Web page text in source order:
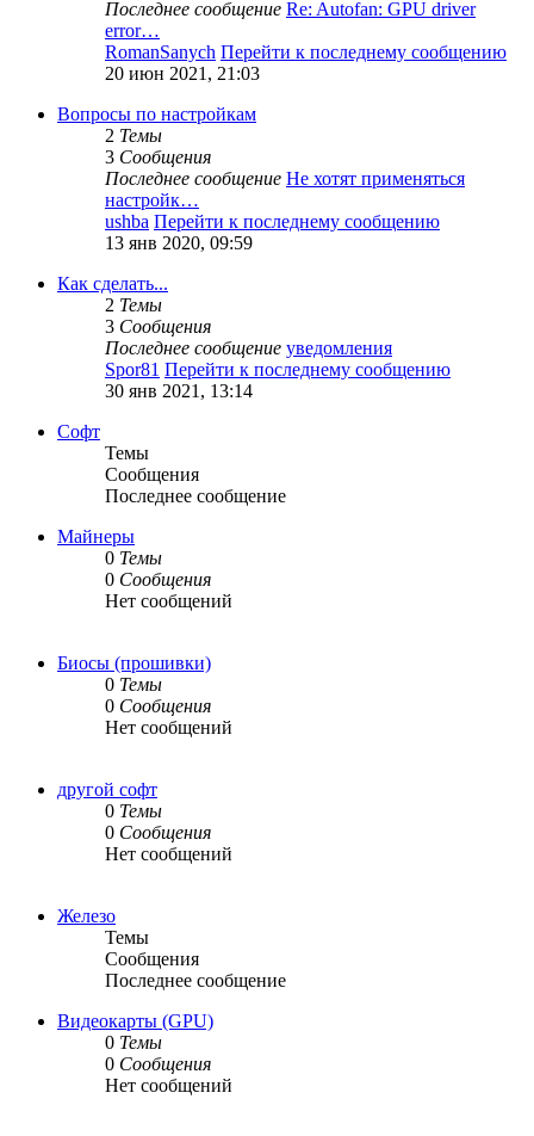
Последнее сообщение Re: Autofan: GPU driver
error…
RomanSanych Перейти к последнему сообщению
20 июн 2021, 21:03
Вопросы по настройкам
2 Темы
3 Сообщения
Последнее сообщение Не хотят применяться
настройк…
ushba Перейти к последнему сообщению
13 янв 2020, 09:59
Как сделать...
2 Темы
3 Сообщения
Последнее сообщение уведомления
Spor81 Перейти к последнему сообщению
30 янв 2021, 13:14
Софт
Темы
Сообщения
Последнее сообщение
Майнеры
0 Темы
0 Сообщения
Нет сообщений
Биосы (прошивки)
0 Темы
0 Сообщения
Нет сообщений
другой софт
0 Темы
0 Сообщения
Нет сообщений
Железо
Темы
Сообщения
Последнее сообщение
Видеокарты (GPU)
0 Темы
0 Сообщения
Нет сообщений